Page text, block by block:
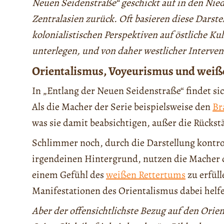
Zentralasien zurück. Oft basieren diese
kolonialistischen Perspektiven auf östliche
unterlegen, und von daher westlicher
Orientalismus, Voyeurismus und
In „Entlang der Neuen Seidenstraße“ findet
Als die Macher der Serie beispielsweise den
was sie damit beabsichtigen, außer die
Schlimmer noch, durch die Darstellung
irgendeinen Hintergrund, nutzen die
einem Gefühl desweißen Rettertumszu
Manifestationen des Orientalismus dabei
Aber der offensichtlichste Bezug auf den